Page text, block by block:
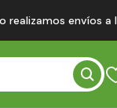
envíos a